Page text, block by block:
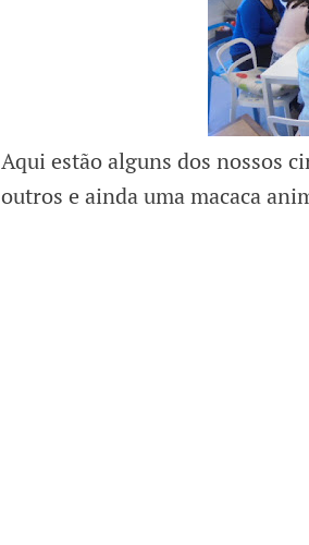
Aqui estão alguns dos nossos
outros e ainda uma macaca